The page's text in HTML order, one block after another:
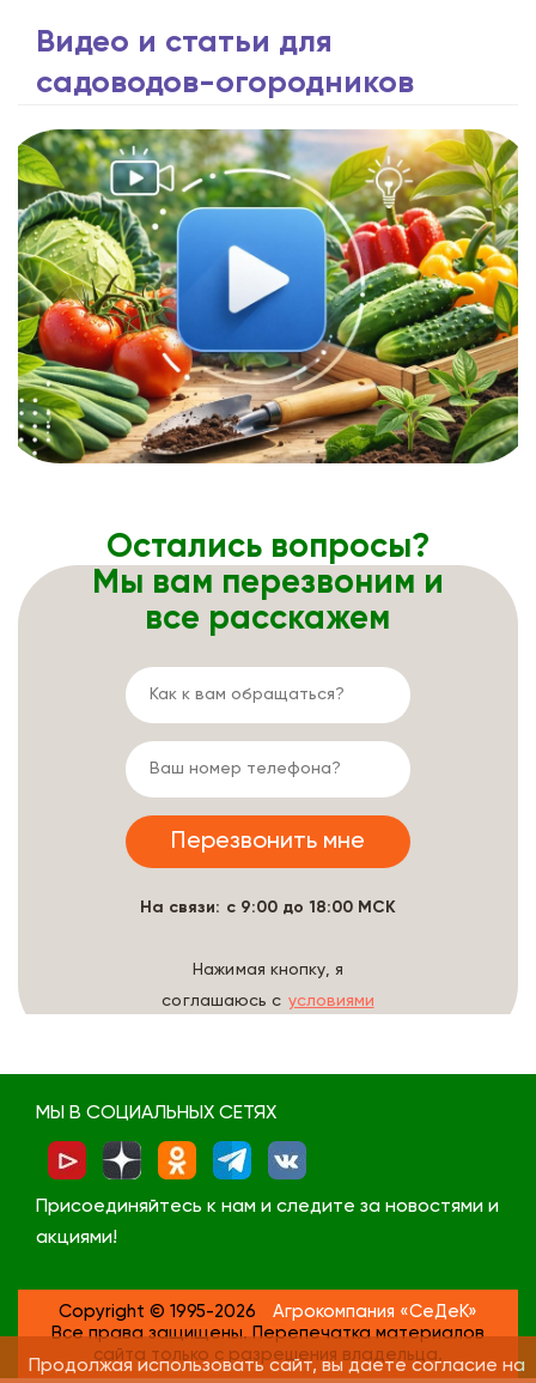
Видео и статьи для
садоводов-огородников
Остались вопросы?
Мы вам перезвоним и
все расскажем
На связи: с 9:00 до 18:00 МСК
Нажимая кнопку, я
соглашаюсь с условиями
МЫ В СОЦИАЛЬНЫХ СЕТЯХ
Присоединяйтесь к нам и следите за новостями и
акциями!
Copyright © 1995-2026
Агрокомпания «СеДеК»
Все права защищены. Перепечатка материалов
сайта только с разрешения владельца.
Продолжая использовать сайт, вы даете согласие на